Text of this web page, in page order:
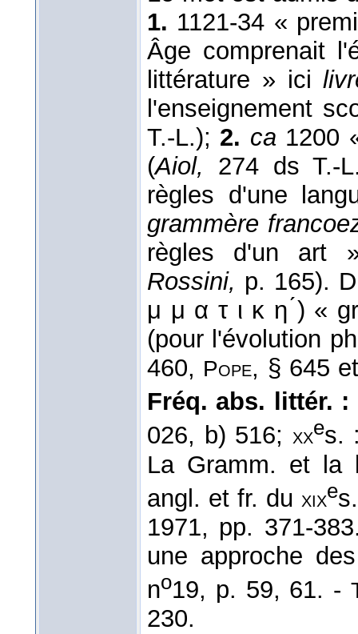
1. 1121-34 «
Âge comprenait
littérature » ici
l'enseignement
T.-L.); 2. ca 1200
(Aiol, 274 ds T.-
règles d'une
grammère
règles d'un art
Rossini, p. 165).
μ μ α τ ι κ η ́) «
(pour l'évolution
460, Pope, § 645
Fréq. abs. littér. :
026, b) 516; xxes.
La Gramm. et la
angl. et fr. du xixe
1971, pp. 371-
une approche
no19, p. 59, 61. -
230.